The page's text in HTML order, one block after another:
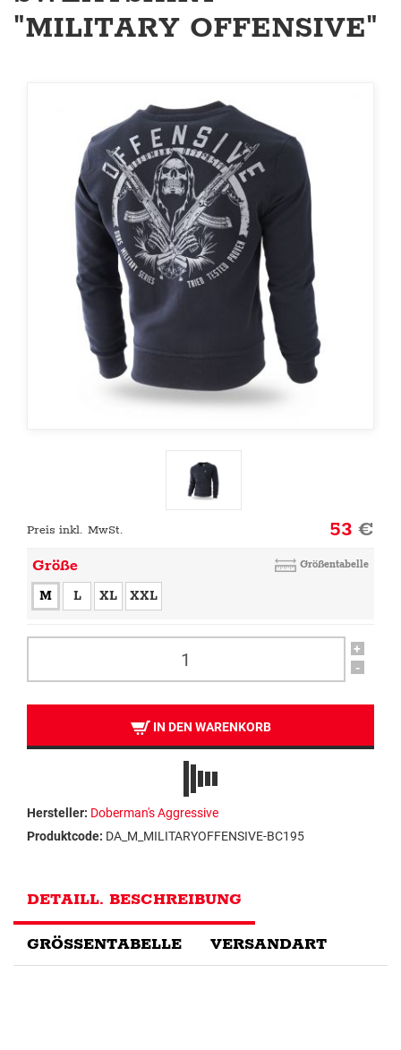
"MILITARY OFFENSIVE"
Preis inkl. MwSt. 53€
Größe Größentabelle
M L XL XXL
+
-
IN DEN WARENKORB
Hersteller: Doberman's Aggressive
Produktcode: DA_M_MILITARYOFFENSIVE-BC195
DETAILL. BESCHREIBUNG
GRÖSSENTABELLE VERSANDART